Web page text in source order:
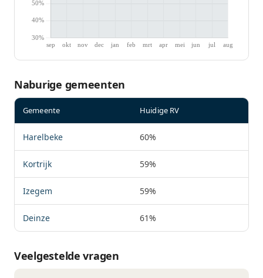
Naburige gemeenten
Gemeente Huidige RV
Harelbeke 60%
Kortrijk 59%
Izegem 59%
Deinze 61%
Veelgestelde vragen